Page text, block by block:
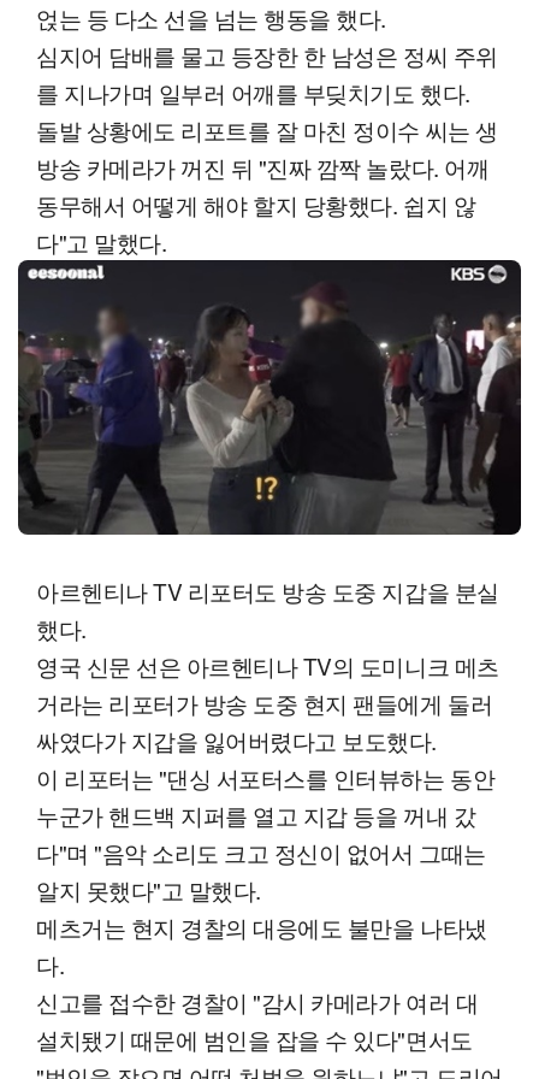
얹는 등 다소 선을 넘는 행동을 했다.
심지어 담배를 물고 등장한 한 남성은 정씨 주위
를 지나가며 일부러 어깨를 부딪치기도 했다.
돌발 상황에도 리포트를 잘 마친 정이수 씨는 생
방송 카메라가 꺼진 뒤 "진짜 깜짝 놀랐다. 어깨
동무해서 어떻게 해야 할지 당황했다. 쉽지 않
다"고 말했다.
아르헨티나 TV 리포터도 방송 도중 지갑을 분실
했다.
영국 신문 선은 아르헨티나 TV의 도미니크 메츠
거라는 리포터가 방송 도중 현지 팬들에게 둘러
싸였다가 지갑을 잃어버렸다고 보도했다.
이 리포터는 "댄싱 서포터스를 인터뷰하는 동안
누군가 핸드백 지퍼를 열고 지갑 등을 꺼내 갔
다"며 "음악 소리도 크고 정신이 없어서 그때는
알지 못했다"고 말했다.
메츠거는 현지 경찰의 대응에도 불만을 나타냈
다.
신고를 접수한 경찰이 "감시 카메라가 여러 대
설치됐기 때문에 범인을 잡을 수 있다"면서도